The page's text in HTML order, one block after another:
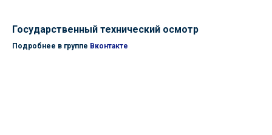
Государственный технический осмотр
Подробнее в группе Вконтакте